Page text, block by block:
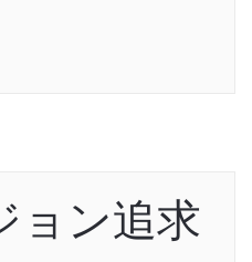
ョン追求